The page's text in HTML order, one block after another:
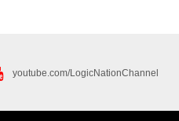
youtube.com/LogicNationChannel